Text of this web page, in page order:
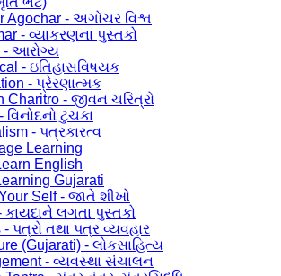
Agochar - અગોચર વિશ્વ
- વ્યાકરણના પુસ્તકો
- આરોગ્ય
- ઇતિહાસવિષયક
- પ્રેરણાત્મક
Charitro - જીવન ચરિત્રો
વિનોદનો ટુચકા
- પત્રકારત્વ
Learning
English
Gujarati
Self - જાતે શીખો
કાયદાને લગતા પુસ્તકો
- પત્રો તથા પત્ર વ્યવહાર
(Gujarati) - લોકસાહિત્ય
- વ્યવસ્થા સંચાલન